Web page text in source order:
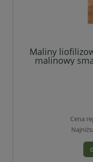
Maliny
malinowy
Cena